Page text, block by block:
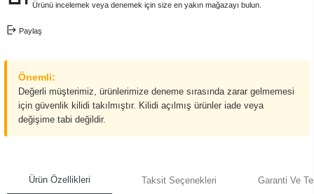
Ürünü incelemek veya denemek için size en yakın mağazayı bulun.
Paylaş
Önemli:
Değerli müşterimiz, ürünlerimize deneme sırasında zarar gelmemesi
için güvenlik kilidi takılmıştır. Kilidi açılmış ürünler iade veya
değişime tabi değildir.
Ürün Özellikleri Taksit Seçenekleri Garanti Ve